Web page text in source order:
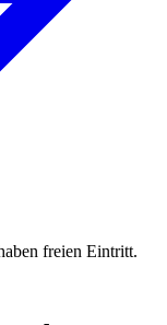
freien Eintritt.